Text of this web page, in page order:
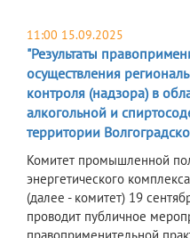
11:00 15.09.2025
"Результаты
осуществления
контроля (надзора) в
алкогольной и
территории
Комитет промышленной
энергетического
(далее - комитет) 19
проводит публичное